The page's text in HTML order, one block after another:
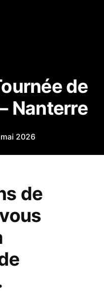
de
Nanterre
2026
de